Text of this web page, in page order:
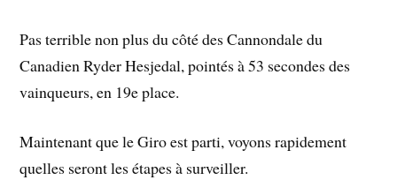
Pas terrible non plus du côté des Cannondale du
Canadien Ryder Hesjedal, pointés à 53 secondes des
vainqueurs, en 19e place.
Maintenant que le Giro est parti, voyons rapidement
quelles seront les étapes à surveiller.